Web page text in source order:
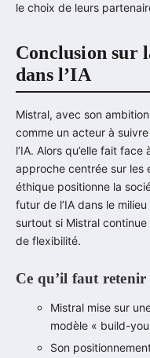
le choix de leurs
Conclusion sur
dans l’IA
Mistral, avec son
comme un acteur à
l’IA. Alors qu’elle fait
approche centrée sur les
éthique positionne la
futur de l’IA dans le
surtout si Mistral
de flexibilité.
Ce qu’il faut retenir
Mistral mise sur
modèle « build-
Son